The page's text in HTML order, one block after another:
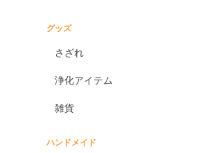
グッズ
さざれ
浄化アイテム
雑貨
ハンドメイド